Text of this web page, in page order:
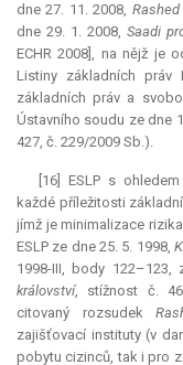
dne 27. 11. 2008,
dne 29. 1. 2008, Saadi
ECHR 2008], na nějž je
Listiny základních
základních práv a
Ústavního soudu ze dne
427, č. 229/2009 Sb.).
[16] ESLP s
každé příležitosti
jímž je minimalizace
ESLP ze dne 25. 5. 1998,
1998-III, body
království, stížnost č.
citovaný rozsudek
zajišťovací instituty (v
pobytu cizinců, tak i pro